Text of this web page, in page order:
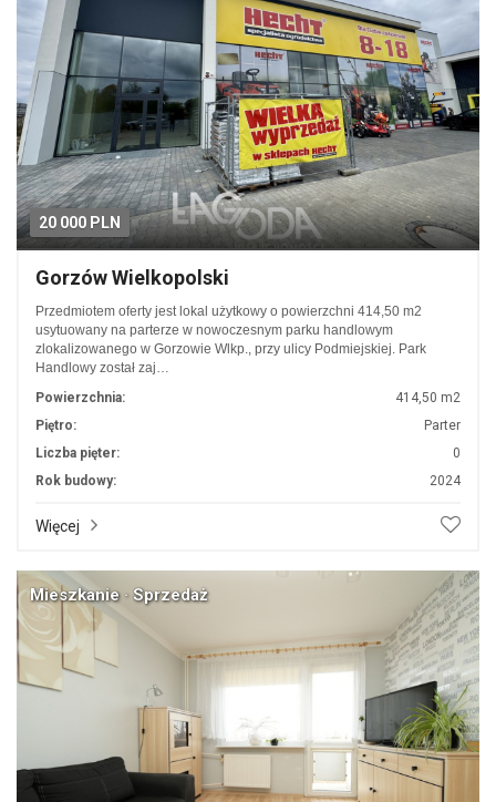
20 000 PLN
Gorzów Wielkopolski
Przedmiotem oferty jest lokal użytkowy o powierzchni 414,50 m2
usytuowany na parterze w nowoczesnym parku handlowym
zlokalizowanego w Gorzowie Wlkp., przy ulicy Podmiejskiej. Park
Handlowy został zaj…
Powierzchnia:
414,50 m2
Piętro:
Parter
Liczba pięter:
0
Rok budowy:
2024
Więcej
Mieszkanie · Sprzedaż